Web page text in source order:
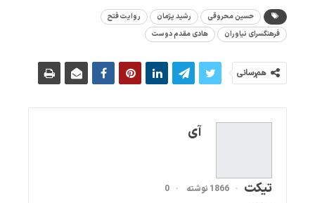
حسین محروقی رشید پژمان
روایت فتح
فرهنگسرای نیاوران
هادی مقدم دوست
هم‌رسانی
آی
تیکت 1866 نوشته
0